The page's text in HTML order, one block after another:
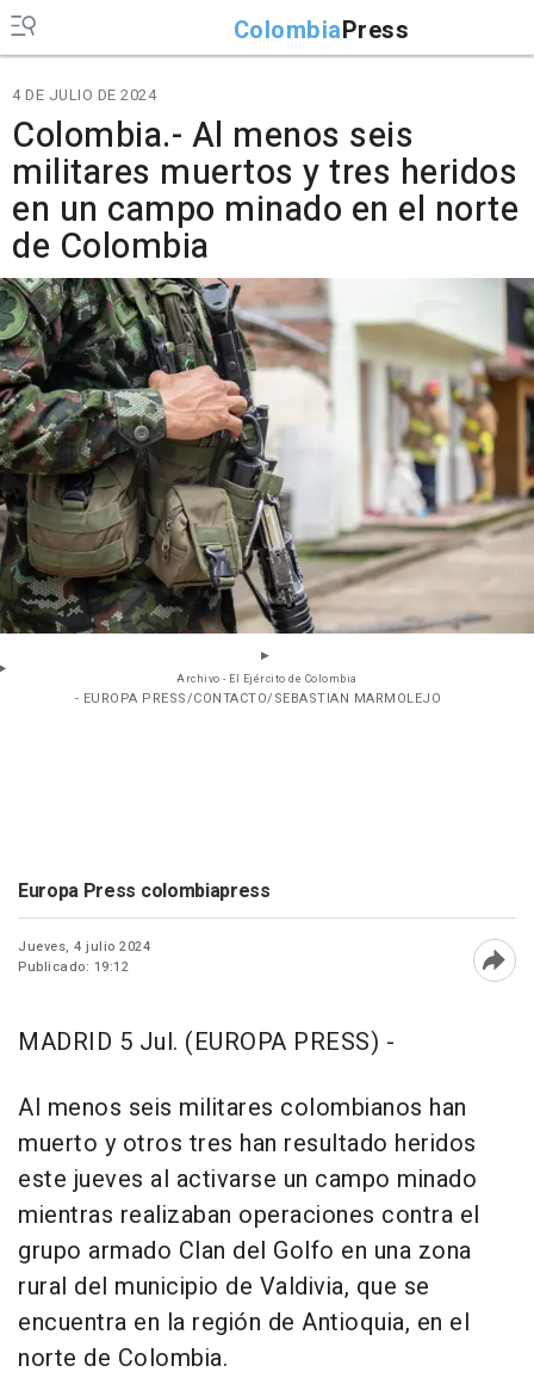
ColombiaPress
4 DE JULIO DE 2024
Colombia.- Al menos seis
militares muertos y tres heridos
en un campo minado en el norte
de Colombia
Archivo - El Ejército de Colombia
- EUROPA PRESS/CONTACTO/SEBASTIAN MARMOLEJO
Europa Press colombiapress
Jueves, 4 julio 2024
Publicado: 19:12
MADRID 5 Jul. (EUROPA PRESS) -
Al menos seis militares colombianos han
muerto y otros tres han resultado heridos
este jueves al activarse un campo minado
mientras realizaban operaciones contra el
grupo armado Clan del Golfo en una zona
rural del municipio de Valdivia, que se
encuentra en la región de Antioquia, en el
norte de Colombia.